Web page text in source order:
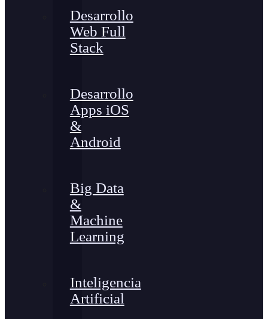
Desarrollo
Web Full
Stack
Desarrollo
Apps iOS
&
Android
Big Data
&
Machine
Learning
Inteligencia
Artificial